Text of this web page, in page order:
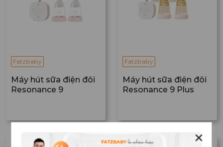
✕
Fatzbaby
Máy hút sữa điện đôi
Resonance 9
Fatzbaby
Máy hút sữa điện đôi
Resonance 9 Plus